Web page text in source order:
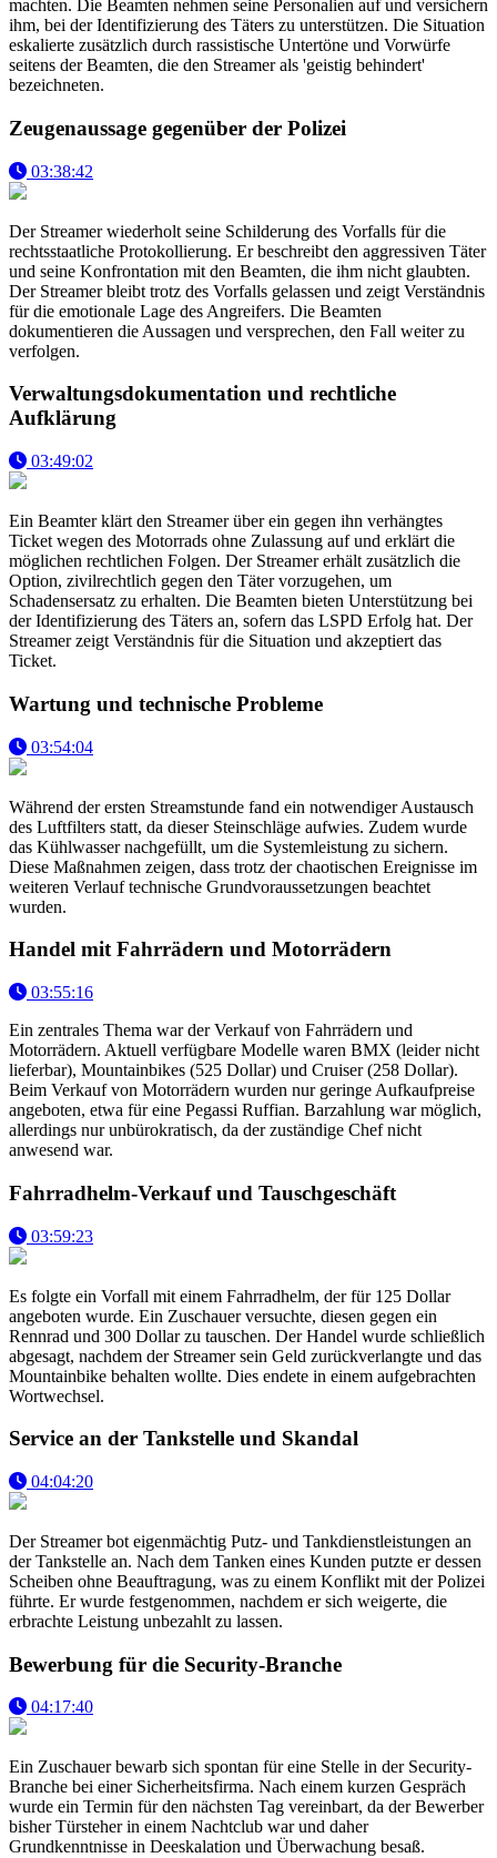
machten. Die Beamten nehmen seine Personalien auf und versichern
ihm, bei der Identifizierung des Täters zu unterstützen. Die Situation
eskalierte zusätzlich durch rassistische Untertöne und Vorwürfe
seitens der Beamten, die den Streamer als 'geistig behindert'
bezeichneten.
Zeugenaussage gegenüber der Polizei
03:38:42
Der Streamer wiederholt seine Schilderung des Vorfalls für die
rechtsstaatliche Protokollierung. Er beschreibt den aggressiven Täter
und seine Konfrontation mit den Beamten, die ihm nicht glaubten.
Der Streamer bleibt trotz des Vorfalls gelassen und zeigt Verständnis
für die emotionale Lage des Angreifers. Die Beamten
dokumentieren die Aussagen und versprechen, den Fall weiter zu
verfolgen.
Verwaltungsdokumentation und rechtliche
Aufklärung
03:49:02
Ein Beamter klärt den Streamer über ein gegen ihn verhängtes
Ticket wegen des Motorrads ohne Zulassung auf und erklärt die
möglichen rechtlichen Folgen. Der Streamer erhält zusätzlich die
Option, zivilrechtlich gegen den Täter vorzugehen, um
Schadensersatz zu erhalten. Die Beamten bieten Unterstützung bei
der Identifizierung des Täters an, sofern das LSPD Erfolg hat. Der
Streamer zeigt Verständnis für die Situation und akzeptiert das
Ticket.
Wartung und technische Probleme
03:54:04
Während der ersten Streamstunde fand ein notwendiger Austausch
des Luftfilters statt, da dieser Steinschläge aufwies. Zudem wurde
das Kühlwasser nachgefüllt, um die Systemleistung zu sichern.
Diese Maßnahmen zeigen, dass trotz der chaotischen Ereignisse im
weiteren Verlauf technische Grundvoraussetzungen beachtet
wurden.
Handel mit Fahrrädern und Motorrädern
03:55:16
Ein zentrales Thema war der Verkauf von Fahrrädern und
Motorrädern. Aktuell verfügbare Modelle waren BMX (leider nicht
lieferbar), Mountainbikes (525 Dollar) und Cruiser (258 Dollar).
Beim Verkauf von Motorrädern wurden nur geringe Aufkaufpreise
angeboten, etwa für eine Pegassi Ruffian. Barzahlung war möglich,
allerdings nur unbürokratisch, da der zuständige Chef nicht
anwesend war.
Fahrradhelm-Verkauf und Tauschgeschäft
03:59:23
Es folgte ein Vorfall mit einem Fahrradhelm, der für 125 Dollar
angeboten wurde. Ein Zuschauer versuchte, diesen gegen ein
Rennrad und 300 Dollar zu tauschen. Der Handel wurde schließlich
abgesagt, nachdem der Streamer sein Geld zurückverlangte und das
Mountainbike behalten wollte. Dies endete in einem aufgebrachten
Wortwechsel.
Service an der Tankstelle und Skandal
04:04:20
Der Streamer bot eigenmächtig Putz- und Tankdienstleistungen an
der Tankstelle an. Nach dem Tanken eines Kunden putzte er dessen
Scheiben ohne Beauftragung, was zu einem Konflikt mit der Polizei
führte. Er wurde festgenommen, nachdem er sich weigerte, die
erbrachte Leistung unbezahlt zu lassen.
Bewerbung für die Security-Branche
04:17:40
Ein Zuschauer bewarb sich spontan für eine Stelle in der Security-
Branche bei einer Sicherheitsfirma. Nach einem kurzen Gespräch
wurde ein Termin für den nächsten Tag vereinbart, da der Bewerber
bisher Türsteher in einem Nachtclub war und daher
Grundkenntnisse in Deeskalation und Überwachung besaß.